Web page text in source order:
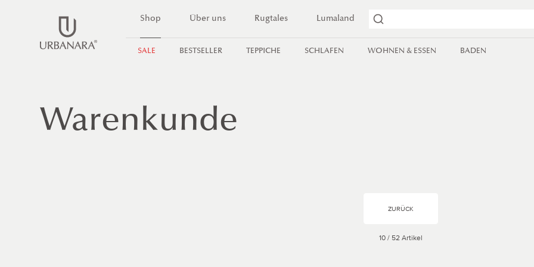
Shop Über uns Rugtales Lumaland
SALE BESTSELLER TEPPICHE SCHLAFEN WOHNEN & ESSEN BADEN
Warenkunde
ZURÜCK
10 / 52 Artikel